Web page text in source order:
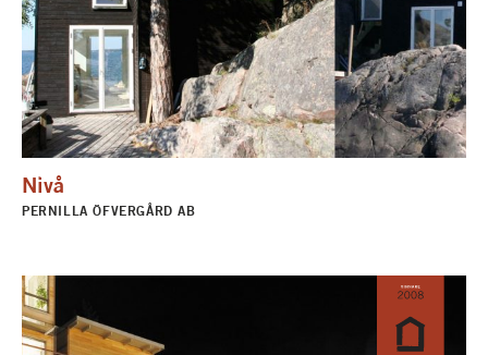
Nivå
PERNILLA ÖFVERGÅRD AB